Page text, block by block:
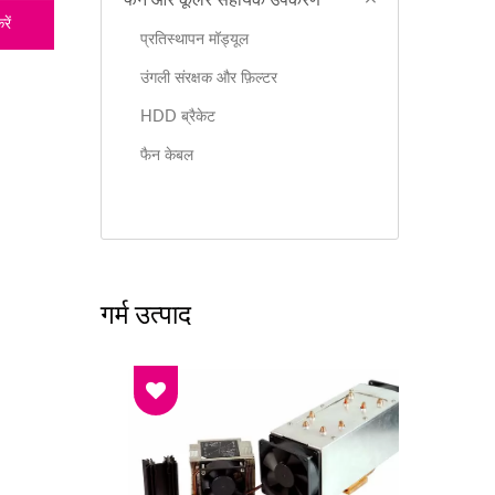
प्रतिस्थापन मॉड्यूल
उंगली संरक्षक और फ़िल्टर
HDD ब्रैकेट
फैन केबल
गर्म उत्पाद